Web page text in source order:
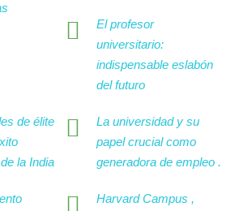
El profesor
universitario:
indispensable eslabón
del futuro
de élite
la India
La universidad y su
papel crucial como
generadora de empleo .
Harvard Campus ,